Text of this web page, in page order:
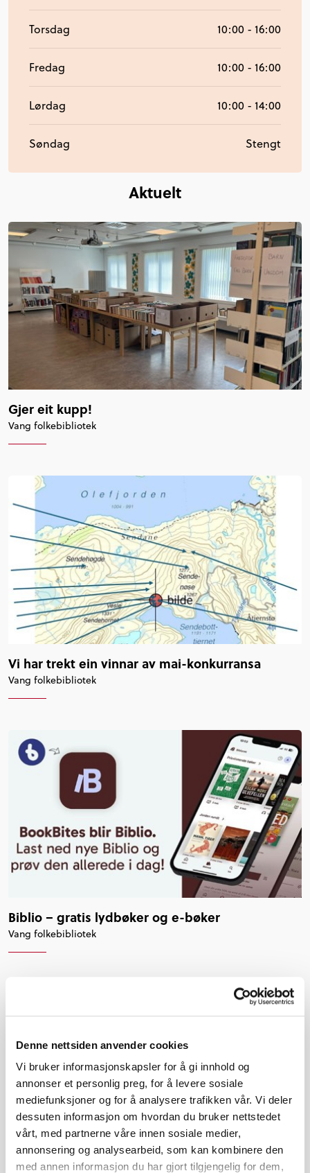
Denne nettsiden anvender cookies
Vi bruker informasjonskapsler for å gi innhold og
annonser et personlig preg, for å levere sosiale
mediefunksjoner og for å analysere trafikken vår. Vi deler
dessuten informasjon om hvordan du bruker nettstedet
vårt, med partnerne våre innen sosiale medier,
annonsering og analysearbeid, som kan kombinere den
med annen informasjon du har gjort tilgjengelig for dem,
Torsdag 10:00 - 16:00
Fredag 10:00 - 16:00
Lørdag 10:00 - 14:00
Søndag Stengt
Aktuelt
Gjer eit kupp!
Vang folkebibliotek
Vi har trekt ein vinnar av mai-konkurransa
Vang folkebibliotek
Biblio – gratis lydbøker og e-bøker
Vang folkebibliotek